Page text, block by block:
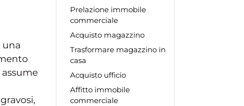
una
Prelazione immobile
commerciale
Acquisto magazzino
Trasformare magazzino in
casa
Acquisto ufficio
Affitto immobile
commerciale